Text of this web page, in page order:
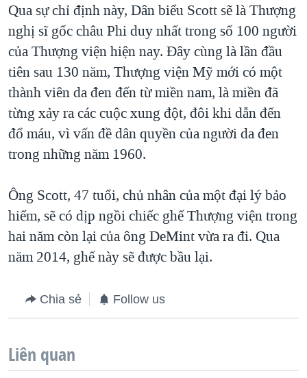
Qua sự chỉ định này, Dân biểu Scott sẽ là Thượng
nghị sĩ gốc châu Phi duy nhất trong số 100 người
của Thượng viện hiện nay. Đây cùng là lần đầu
tiên sau 130 năm, Thượng viện Mỹ mới có một
thành viên da đen đến từ miền nam, là miền đã
từng xảy ra các cuộc xung đột, đôi khi dẫn đến
đổ máu, vì vấn đề dân quyền của người da đen
trong những năm 1960.
Ông Scott, 47 tuổi, chủ nhân của một đại lý bảo
hiểm, sẽ có dịp ngồi chiếc ghế Thượng viện trong
hai năm còn lại của ông DeMint vừa ra đi. Qua
năm 2014, ghế này sẽ được bầu lại.
Chia sẻ Follow us
Liên quan